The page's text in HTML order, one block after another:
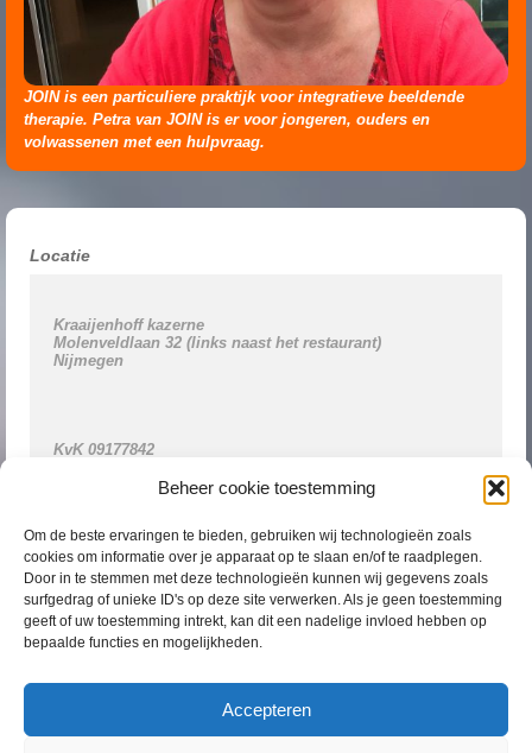
Beheer cookie toestemming
Om de beste ervaringen te bieden, gebruiken wij technologieën zoals
cookies om informatie over je apparaat op te slaan en/of te raadplegen.
Door in te stemmen met deze technologieën kunnen wij gegevens zoals
surfgedrag of unieke ID's op deze site verwerken. Als je geen toestemming
geeft of uw toestemming intrekt, kan dit een nadelige invloed hebben op
bepaalde functies en mogelijkheden.
Accepteren
JOIN is een particuliere praktijk voor integratieve beeldende
therapie. Petra van JOIN is er voor jongeren, ouders en
volwassenen met een hulpvraag.
Locatie
Kraaijenhoff kazerne
Molenveldlaan 32 (links naast het restaurant)
Nijmegen
KvK
BTW-id NL001361109B28
Bereikbaarheid